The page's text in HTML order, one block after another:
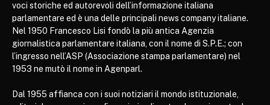
voci storiche ed autorevoli dell’informazione italiana
parlamentare ed è una delle principali news company italiane.
Nel 1950 Francesco Lisi fondò la più antica Agenzia
giornalistica parlamentare italiana, con il nome di S.P.E.; con
l’ingresso nell’ASP (Associazione stampa parlamentare) nel
1953 ne mutò il nome in Agenparl.
Dal 1955 affianca con i suoi notiziari il mondo istituzionale,